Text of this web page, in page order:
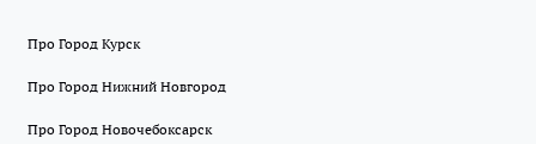
Про Город Курск
Про Город Нижний Новгород
Про Город Новочебоксарск